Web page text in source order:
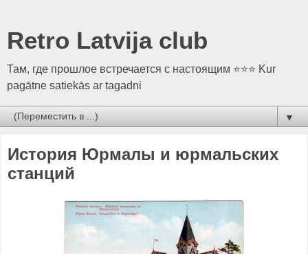
Retro Latvija club
Там, где прошлое встречается с настоящим ⭐⭐⭐ Kur
pagātne satiekās ar tagadni
▼
История Юрмалы и юрмальских
станций